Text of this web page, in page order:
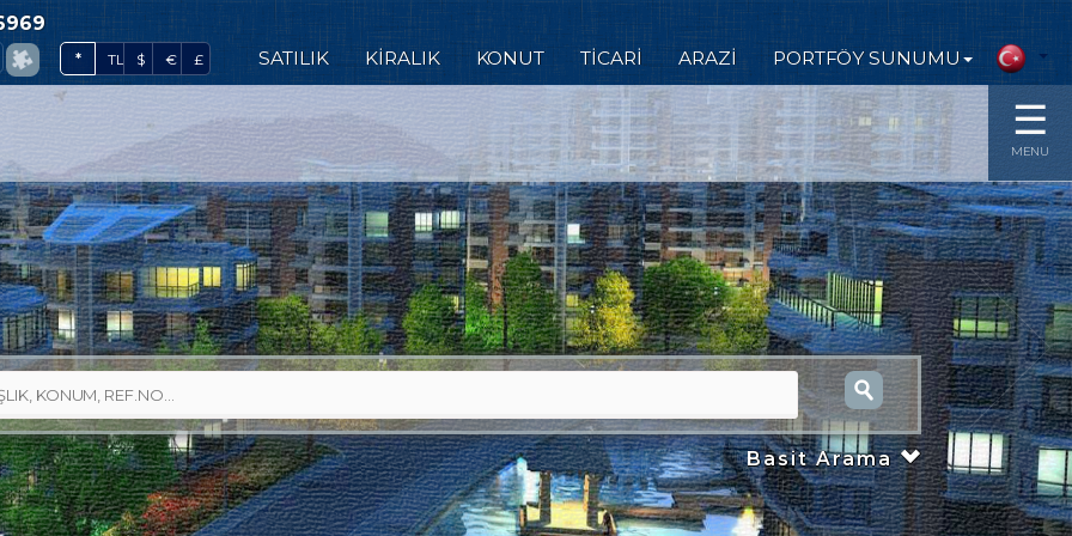
* TL $ € £ SATILIK KİRALIK KONUT TİCARİ ARAZİ PORTFÖY SUNUMU
☰
MENU
Basit Arama